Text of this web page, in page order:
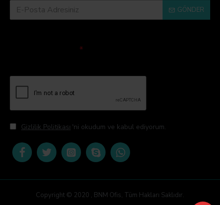
GÖNDER
Gizlilik Politikası 'ni okudum ve kabul ediyorum.
Copyright © 2020 , BNM Ofis, Tüm Hakları Saklıdır.